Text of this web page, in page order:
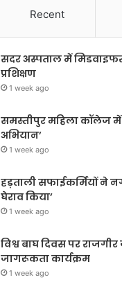
Recent
सदर अस्पताल में
प्रशिक्षण
1 week ago
समस्तीपुर महिला कॉलेज में
अभियान’
1 week ago
हड़ताली सफाईकर्मियों ने
घेराव किया’
1 week ago
विश्व बाघ दिवस पर
जागरूकता कार्यक्रम
1 week ago